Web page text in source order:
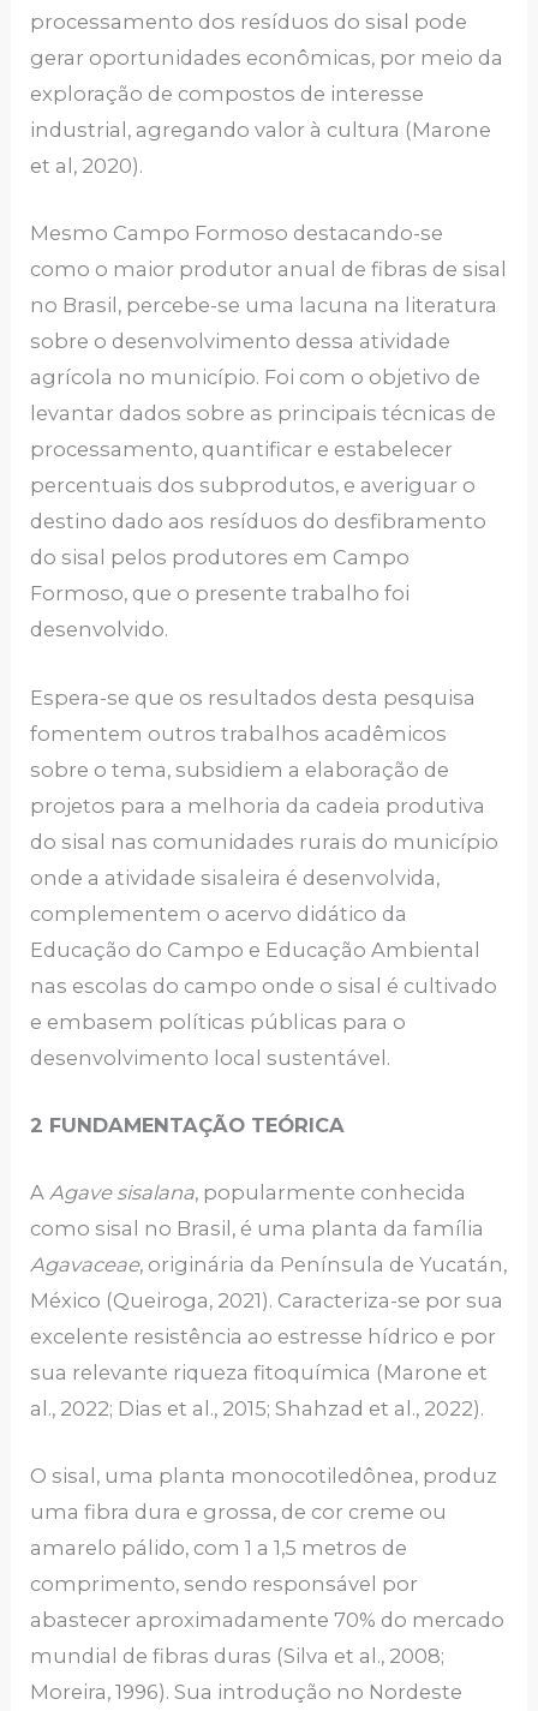
processamento dos resíduos do sisal pode
gerar oportunidades econômicas, por meio da
exploração de compostos de interesse
industrial, agregando valor à cultura (Marone
et al, 2020).
Mesmo Campo Formoso destacando-se
como o maior produtor anual de fibras de sisal
no Brasil, percebe-se uma lacuna na literatura
sobre o desenvolvimento dessa atividade
agrícola no município. Foi com o objetivo de
levantar dados sobre as principais técnicas de
processamento, quantificar e estabelecer
percentuais dos subprodutos, e averiguar o
destino dado aos resíduos do desfibramento
do sisal pelos produtores em Campo
Formoso, que o presente trabalho foi
desenvolvido.
Espera-se que os resultados desta pesquisa
fomentem outros trabalhos acadêmicos
sobre o tema, subsidiem a elaboração de
projetos para a melhoria da cadeia produtiva
do sisal nas comunidades rurais do município
onde a atividade sisaleira é desenvolvida,
complementem o acervo didático da
Educação do Campo e Educação Ambiental
nas escolas do campo onde o sisal é cultivado
e embasem políticas públicas para o
desenvolvimento local sustentável.
2 FUNDAMENTAÇÃO TEÓRICA
AAgave sisalana, popularmente conhecida
como sisal no Brasil, é uma planta da família
Agavaceae, originária da Península de Yucatán,
México (Queiroga, 2021). Caracteriza-se por sua
excelente resistência ao estresse hídrico e por
sua relevante riqueza fitoquímica (Marone et
al., 2022; Dias et al., 2015; Shahzad et al., 2022).
O sisal, uma planta monocotiledônea, produz
uma fibra dura e grossa, de cor creme ou
amarelo pálido, com 1 a 1,5 metros de
comprimento, sendo responsável por
abastecer aproximadamente 70% do mercado
mundial de fibras duras (Silva et al., 2008;
Moreira, 1996). Sua introdução no Nordeste